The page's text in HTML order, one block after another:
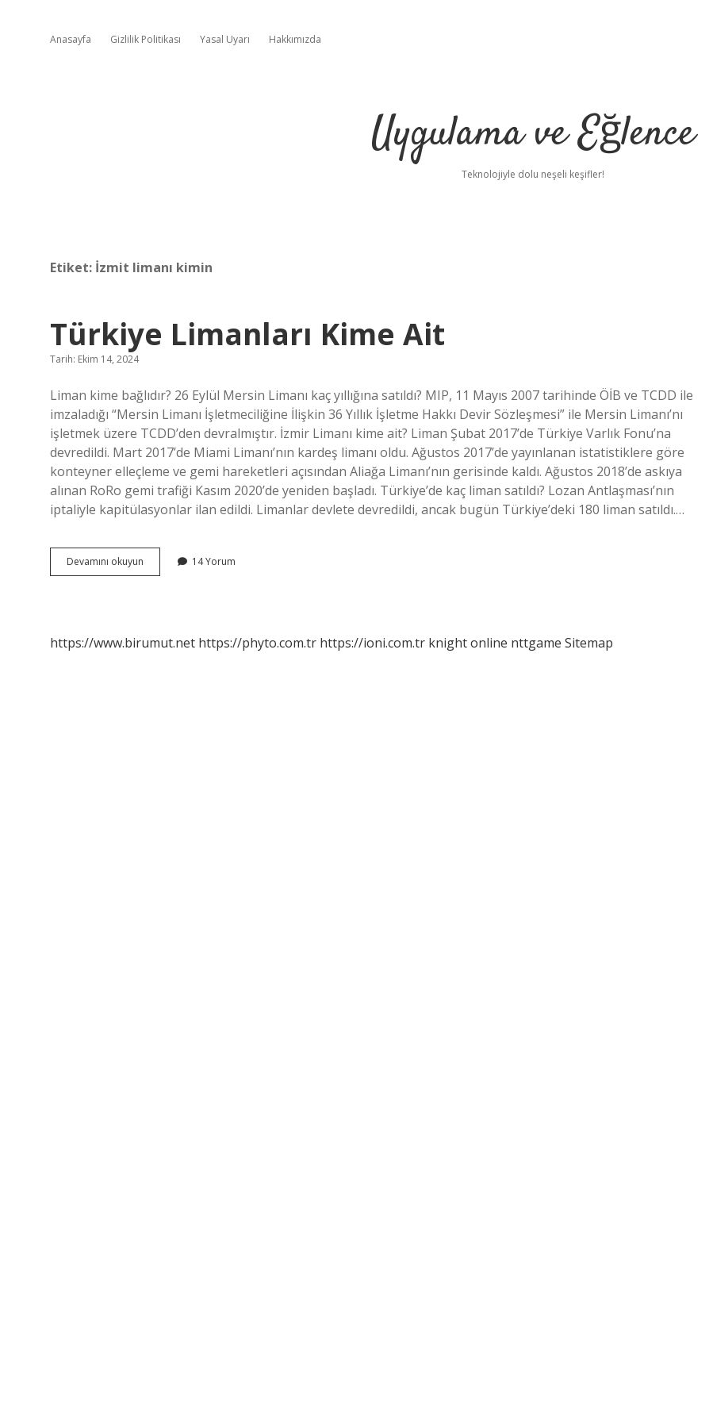
Anasayfa Gizlilik Politikası Yasal Uyarı Hakkımızda
Uygulama ve Eğlence
Teknolojiyle dolu neşeli keşifler!
Etiket: İzmit limanı kimin
Türkiye Limanları Kime Ait
Tarih: Ekim 14, 2024
Liman kime bağlıdır? 26 Eylül Mersin Limanı kaç yıllığına satıldı? MIP, 11 Mayıs 2007 tarihinde ÖİB ve TCDD ile
imzaladığı “Mersin Limanı İşletmeciliğine İlişkin 36 Yıllık İşletme Hakkı Devir Sözleşmesi” ile Mersin Limanı’nı
işletmek üzere TCDD’den devralmıştır. İzmir Limanı kime ait? Liman Şubat 2017’de Türkiye Varlık Fonu’na
devredildi. Mart 2017’de Miami Limanı’nın kardeş limanı oldu. Ağustos 2017’de yayınlanan istatistiklere göre
konteyner elleçleme ve gemi hareketleri açısından Aliağa Limanı’nın gerisinde kaldı. Ağustos 2018’de askıya
alınan RoRo gemi trafiği Kasım 2020’de yeniden başladı. Türkiye’de kaç liman satıldı? Lozan Antlaşması’nın
iptaliyle kapitülasyonlar ilan edildi. Limanlar devlete devredildi, ancak bugün Türkiye’deki 180 liman satıldı.…
Devamını okuyun
Limanları
14 Yorum
https://www.birumut.net https://phyto.com.tr https://ioni.com.tr knight online nttgame Sitemap